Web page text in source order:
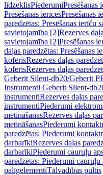
līdzeklisPiederumiPresēšanas
Presēšanas ierīcesPresēšanas
paredzētas: Presēšanas ierīču
savietojamība [2]Rezerves
savietojamība [2]Presēšanas
daļas paredzētas:
koferisRezerves daļas
koferisRezerves daļas
Geberit Silent-db20/Geberit
Instrumenti Geberit Silent-
instrumentiRezerves daļas
instrumentiPiederumi
metināšanasRezerves daļas
metināšanasPiederumi
paredzētas: Piederumi
darbarīkiRezerves daļas
darbarīkiPiederumi cauruļu
paredzētas: Piederumi
palīgelementiTālvadības pultis